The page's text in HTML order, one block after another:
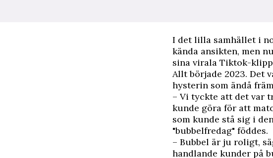
I det lilla samhället i
kända ansikten, men
sina virala Tiktok-
Allt började 2023. Det
hysterin som ändå
– Vi tyckte att det var
kunde göra för att
som kunde stå sig i
"bubbelfredag" föddes.
– Bubbel är ju roligt,
handlande kunder på